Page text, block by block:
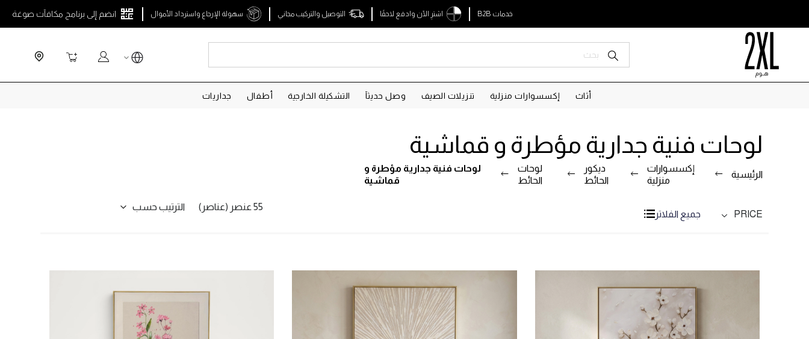
خدمات B2B اشترِ الآن وادفع لاحقًا التوصيل والتركيب مجاني سهولة الإرجاع واسترداد الأموال انضم إلى برنامج مكافآت صوغة
سلة التسوق
أثاث إكسسوارات منزلية تنزيلات الصيف وصل حديثآ التشكيلة الخارجية أطفال جداريات
لوحات فنية جدارية مؤطرة و قماشية
الرئيسية
إكسسوارات
منزلية
ديكور
الحائط
لوحات
الحائط
لوحات فنية جدارية مؤطرة و
قماشية
PRICE جميع الفلاتر
55 عنصر (عناصر) الترتيب حسب